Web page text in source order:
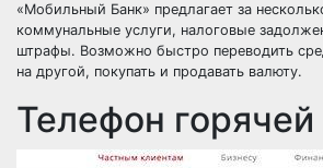
«Мобильный Банк» предлагает за
коммунальные услуги, налоговые
штрафы. Возможно быстро переводить
на другой, покупать и продавать валюту.
Телефон